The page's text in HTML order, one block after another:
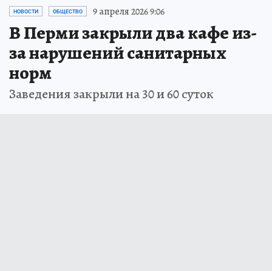
НОВОСТИ ОБЩЕСТВО 9 апреля 2026 9:06
В Перми закрыли два кафе из-
за нарушений санитарных
норм
Заведения закрыли на 30 и 60 суток